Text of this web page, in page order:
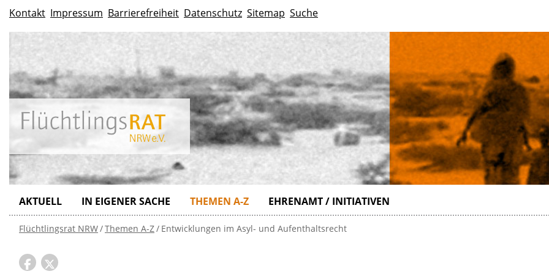
Kontakt Impressum Barrierefreiheit Datenschutz Sitemap Suche
AKTUELL IN EIGENER SACHE THEMEN A-Z EHRENAMT / INITIATIVEN
Flüchtlingsrat NRW Themen A-Z Entwicklungen im Asyl- und Aufenthaltsrecht